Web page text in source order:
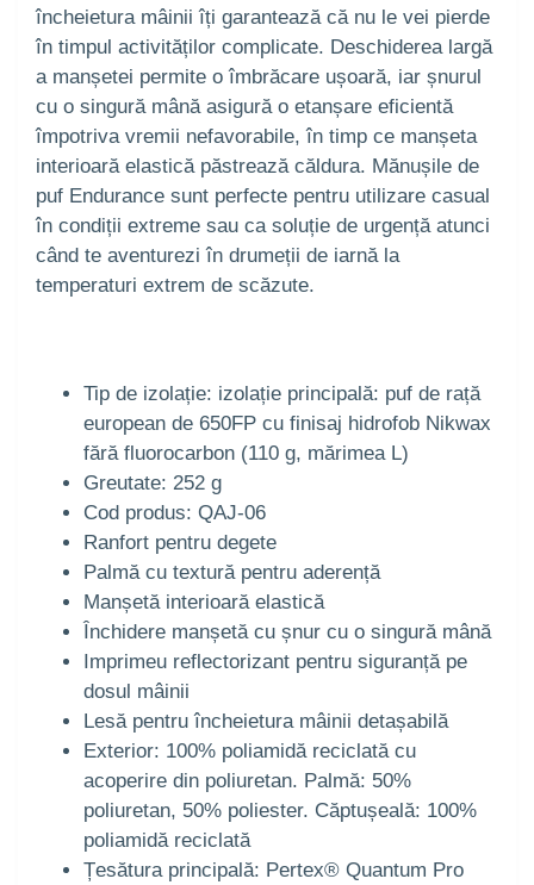
încheietura mâinii îți garantează că nu le vei pierde
în timpul activităților complicate. Deschiderea largă
a manșetei permite o îmbrăcare ușoară, iar șnurul
cu o singură mână asigură o etanșare eficientă
împotriva vremii nefavorabile, în timp ce manșeta
interioară elastică păstrează căldura. Mănușile de
puf Endurance sunt perfecte pentru utilizare casual
în condiții extreme sau ca soluție de urgență atunci
când te aventurezi în drumeții de iarnă la
temperaturi extrem de scăzute.
Tip de izolație: izolație principală: puf de rață
european de 650FP cu finisaj hidrofob Nikwax
fără fluorocarbon (110 g, mărimea L)
Greutate: 252 g
Cod produs: QAJ-06
Ranfort pentru degete
Palmă cu textură pentru aderență
Manșetă interioară elastică
Închidere manșetă cu șnur cu o singură mână
Imprimeu reflectorizant pentru siguranță pe
dosul mâinii
Lesă pentru încheietura mâinii detașabilă
Exterior: 100% poliamidă reciclată cu
acoperire din poliuretan. Palmă: 50%
poliuretan, 50% poliester. Căptușeală: 100%
poliamidă reciclată
Țesătura principală: Pertex® Quantum Pro